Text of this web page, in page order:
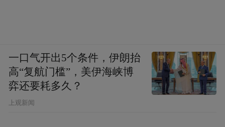
一口气开出5个条件，伊朗抬
高“复航门槛”，美伊海峡博
弈还要耗多久？
上观新闻